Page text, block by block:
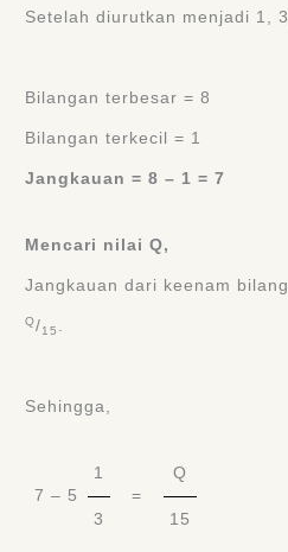
Setelah diurutkan menjadi 1,
Bilangan terbesar = 8
Bilangan terkecil = 1
Jangkauan = 8 – 1 = 7
Mencari nilai Q,
Jangkauan dari keenam
Q/15 .
Sehingga,
7 – 5
1
3
=
Q
15